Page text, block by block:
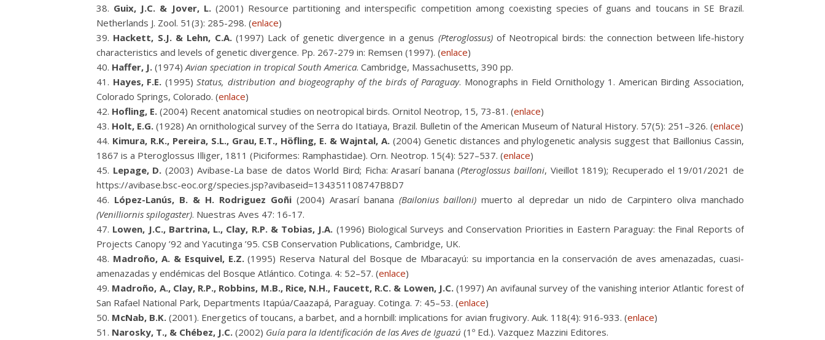
Guix, J.C. & Jover, L.(2001) Resource partitioning and interspecific competition among coexisting species of guans and toucans in SE Brazil.
Netherlands J. Zool. 51(3): 285-298. (enlace)
Hackett, S.J. & Lehn, C.A.(1997) Lack of genetic divergence in a genus (Pteroglossus)of Neotropical birds: the connection between life-history
characteristics and levels of genetic divergence. Pp. 267-279 in: Remsen (1997). (enlace)
Haffer, J. (1974)Avian speciation in tropical South America. Cambridge, Massachusetts, 390 pp.
Hayes, F.E. (1995)Status, distribution and biogeography of the birds of Paraguay. Monographs in Field Ornithology 1. American Birding Association,
Colorado Springs, Colorado. (enlace)
Hofling, E. (2004) Recent anatomical studies on neotropical birds. Ornitol Neotrop, 15, 73-81. (enlace)
Holt, E.G. (1928) An ornithological survey of the Serra do Itatiaya, Brazil. Bulletin of the American Museum of Natural History. 57(5): 251–326. (enlace)
Kimura, R.K., Pereira, S.L., Grau, E.T., Höfling, E. & Wajntal, A.(2004) Genetic distances and phylogenetic analysis suggest that Baillonius Cassin,
1867 is a Pteroglossus Illiger, 1811 (Piciformes: Ramphastidae). Orn. Neotrop. 15(4): 527–537. (enlace)
Lepage, D. (2003) Avibase-La base de datos World Bird; Ficha: Arasarí banana (Pteroglossus bailloni, Vieillot 1819); Recuperado el 19/01/2021 de
https://avibase.bsc-eoc.org/species.jsp?avibaseid=134351108747B8D7
López-Lanús, B. & H. Rodriguez Goñi(2004) Arasarí banana (Bailonius bailloni) muerto al depredar un nido de Carpintero oliva manchado
(Venilliornis spilogaster). Nuestras Aves 47: 16-17.
Lowen, J.C., Bartrina, L., Clay, R.P. & Tobias, J.A. (1996) Biological Surveys and Conservation Priorities in Eastern Paraguay: the Final Reports of
Projects Canopy ’92 and Yacutinga ’95. CSB Conservation Publications, Cambridge, UK.
Madroño, A. & Esquivel, E.Z.(1995) Reserva Natural del Bosque de Mbaracayú: su importancia en la conservación de aves amenazadas, cuasi-
amenazadas y endémicas del Bosque Atlántico. Cotinga. 4: 52–57. (enlace)
Madroño, A., Clay, R.P., Robbins, M.B., Rice, N.H., Faucett, R.C. & Lowen, J.C.(1997) An avifaunal survey of the vanishing interior Atlantic forest of
San Rafael National Park, Departments Itapúa/Caazapá, Paraguay. Cotinga. 7: 45–53. (enlace)
McNab, B.K. (2001). Energetics of toucans, a barbet, and a hornbill: implications for avian frugivory. Auk. 118(4): 916-933. (enlace)
Narosky, T., & Chébez, J.C. (2002) Guía para la Identificación de las Aves de Iguazú (1º Ed.). Vazquez Mazzini Editores.